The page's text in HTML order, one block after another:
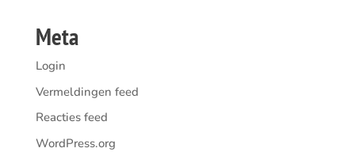
Meta
Login
Vermeldingen feed
Reacties feed
WordPress.org